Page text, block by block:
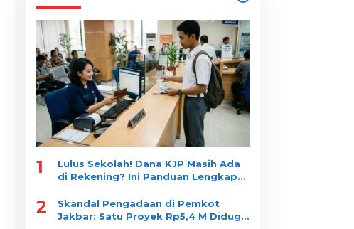
1
Lulus Sekolah! Dana KJP Masih Ada
di Rekening? Ini Panduan Lengkap
2
Skandal Pengadaan di Pemkot
Jakbar: Satu Proyek Rp5,4 M Diduga